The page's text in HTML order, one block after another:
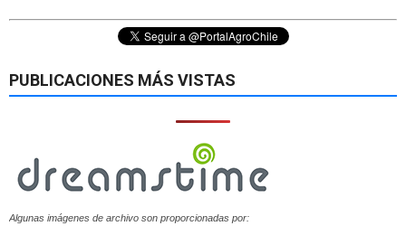
PUBLICACIONES MÁS VISTAS
Algunas imágenes de archivo son proporcionadas por: